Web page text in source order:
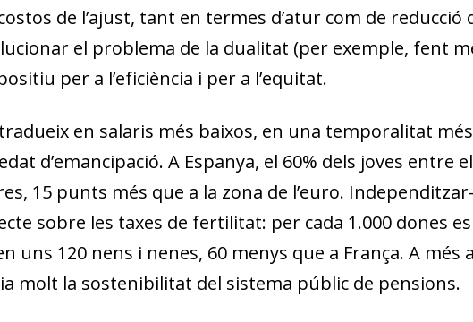
de l’ajust, tant en termes d’atur com de reducció
el problema de la dualitat (per exemple, fent
per a l’eficiència i per a l’equitat.
en salaris més baixos, en una temporalitat
d’emancipació. A Espanya, el 60% dels joves entre
15 punts més que a la zona de l’euro.
sobre les taxes de fertilitat: per cada 1.000 dones
uns 120 nens i nenes, 60 menys que a França. A més
molt la sostenibilitat del sistema públic de pensions.